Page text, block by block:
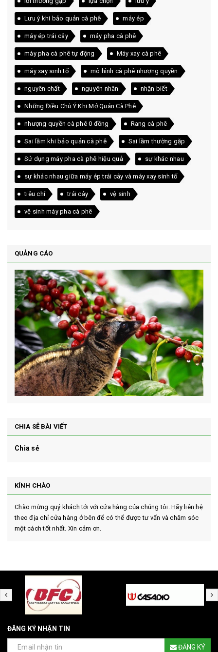
Lưu ý khi bảo quản cà phê máy ép
máy ép trái cây máy pha cà phê
máy pha cà phê tự động Máy xay cà phê
máy xay sinh tố mô hình cà phê nhượng quyền
nguyên chất nguyên nhân nhận biết
Những Điều Chú Ý Khi Mở Quán Cà Phê
nhượng quyền cà phê 0 đồng Rang cà phê
Sai lầm khi bảo quản cà phê Sai lầm thường gặp
Sử dụng máy pha cà phê hiệu quả sự khác nhau
sự khác nhau giữa máy ép trái cây và máy xay sinh tố
tiêu chí trái cây vệ sinh
vệ sinh máy pha cà phê
QUẢNG CÁO
CHIA SẺ BÀI VIẾT
Chia sẻ
KÍNH CHÀO
Chào mừng quý khách tới với cửa hàng của chúng tôi. Hãy liên hệ
theo địa chỉ cửa hàng ở bên để có thể được tư vấn và chăm sóc
một cách tốt nhất. Xin cảm ơn.
ĐĂNG KÝ NHẬN TIN
ĐĂNG KÝ